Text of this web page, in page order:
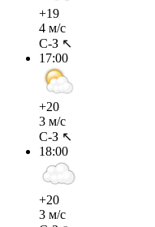
+19
4 м/с
С-З ↖
17:00
+20
3 м/с
С-З ↖
18:00
+20
3 м/с